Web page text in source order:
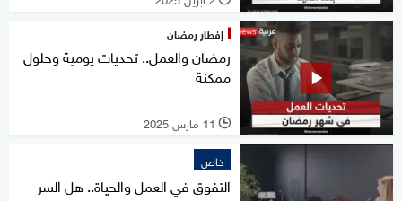
إفطار رمضان
رمضان والعمل.. تحديات يومية وحلول
ممكنة
l 11 مارس 2025
خاص
التفوق في العمل والحياة.. هل السر